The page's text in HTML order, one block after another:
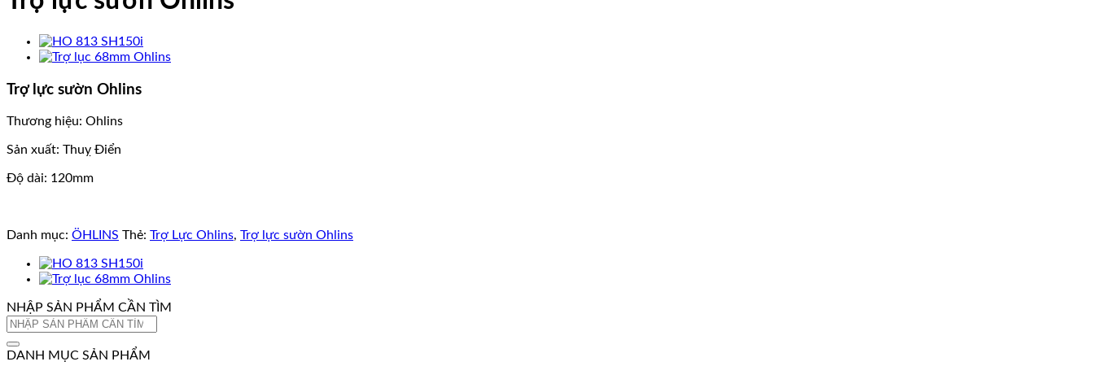
Trợ lực sườn Ohlins
Thương hiệu: Ohlins
Sản xuất: Thuỵ Điển
Độ dài: 120mm
Danh mục: ÖHLINS Thẻ: Trợ Lực Ohlins, Trợ lực sườn Ohlins
NHẬP SẢN PHẨM CẦN TÌM
Tìm
DANH MỤC SẢN PHẨM